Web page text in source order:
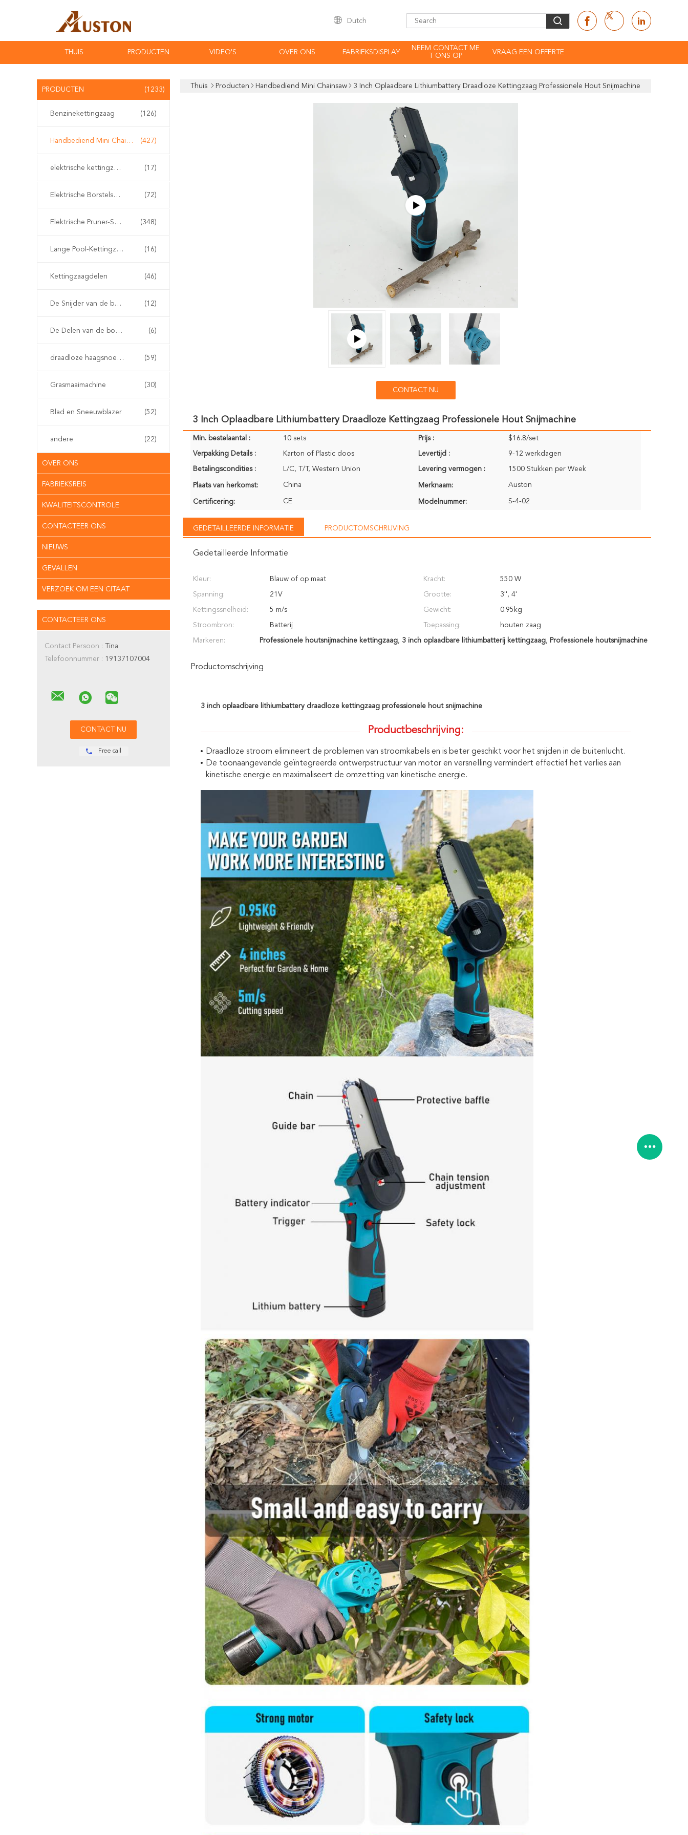
Dutch
THUIS PRODUCTEN VIDEO'S OVER ONS FABRIEKSDISPLAY
NEEM CONTACT ME
T ONS OP
VRAAG EEN OFFERTE
PRODUCTEN (1233)
Benzinekettingzaag (126)
Handbediend Mini Chainsaw (427)
elektrische kettingzaag (17)
Elektrische Borstelsnijder (72)
Elektrische Pruner-Scharen (348)
Lange Pool-Kettingzaag (16)
Kettingzaagdelen (46)
De Snijder van de benzineborstel (12)
De Delen van de borstelsnijder (6)
draadloze haagsnoeischaar (59)
Grasmaaimachine (30)
Blad en Sneeuwblazer (52)
andere (22)
OVER ONS
FABRIEKSREIS
KWALITEITSCONTROLE
CONTACTEER ONS
NIEUWS
GEVALLEN
VERZOEK OM EEN CITAAT
CONTACTEER ONS
Contact Persoon : Tina
Telefoonnummer : 19137107004
Free call
Thuis Producten Handbediend Mini Chainsaw 3 Inch Oplaadbare Lithiumbattery Draadloze Kettingzaag Professionele Hout Snijmachine
CONTACT NU
3 Inch Oplaadbare Lithiumbattery Draadloze Kettingzaag Professionele Hout Snijmachine
Min. bestelaantal : 10 sets Prijs : $16.8/set
Verpakking Details : Karton of Plastic doos Levertijd : 9-12 werkdagen
Betalingscondities : L/C, T/T, Western Union Levering vermogen : 1500 Stukken per Week
Plaats van herkomst: China Merknaam: Auston
Certificering: CE Modelnummer: S-4-02
GEDETAILLEERDE INFORMATIE PRODUCTOMSCHRIJVING
Gedetailleerde Informatie
Kleur: Blauw of op maat Kracht: 550 W
Spanning: 21V Grootte: 3'', 4'
Kettingssnelheid: 5 m/s Gewicht: 0.95kg
Stroombron: Batterij Toepassing: houten zaag
Markeren: Professionele houtsnijmachine kettingzaag, 3 inch oplaadbare lithiumbatterij kettingzaag, Professionele houtsnijmachine
Productomschrijving
3 inch oplaadbare lithiumbattery draadloze kettingzaag professionele hout snijmachine
Productbeschrijving:
Draadloze stroom elimineert de problemen van stroomkabels en is beter geschikt voor het snijden in de buitenlucht.
De toonaangevende geïntegreerde ontwerpstructuur van motor en versnelling vermindert effectief het verlies aan
kinetische energie en maximaliseert de omzetting van kinetische energie.